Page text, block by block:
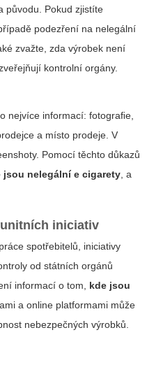
původu. Pokud zjistíte
podezření na nelegální
zvažte, zda výrobek není
kontrolní orgány.
nejvíce informací: fotograﬁe,
a místo prodeje. V
Pomocí těchto důkazů
jsou nelegální e cigarety , a
iniciativ
spotřebitelů, iniciativy
od státních orgánů
informací o tom, kde jsou
a online platformami může
nebezpečných výrobků.